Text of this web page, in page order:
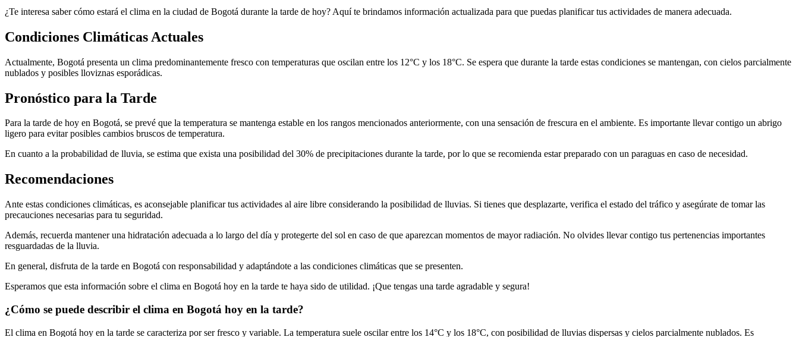
¿Te interesa saber cómo estará el clima en la ciudad de Bogotá durante la tarde de hoy? Aquí te brindamos información actualizada para que puedas planificar tus actividades de manera adecuada.
Condiciones Climáticas Actuales
Actualmente, Bogotá presenta un clima predominantemente fresco con temperaturas que oscilan entre los 12°C y los 18°C. Se espera que durante la tarde estas condiciones se mantengan, con cielos parcialmente
nublados y posibles lloviznas esporádicas.
Pronóstico para la Tarde
Para la tarde de hoy en Bogotá, se prevé que la temperatura se mantenga estable en los rangos mencionados anteriormente, con una sensación de frescura en el ambiente. Es importante llevar contigo un abrigo
ligero para evitar posibles cambios bruscos de temperatura.
En cuanto a la probabilidad de lluvia, se estima que exista una posibilidad del 30% de precipitaciones durante la tarde, por lo que se recomienda estar preparado con un paraguas en caso de necesidad.
Recomendaciones
Ante estas condiciones climáticas, es aconsejable planificar tus actividades al aire libre considerando la posibilidad de lluvias. Si tienes que desplazarte, verifica el estado del tráfico y asegúrate de tomar las
precauciones necesarias para tu seguridad.
Además, recuerda mantener una hidratación adecuada a lo largo del día y protegerte del sol en caso de que aparezcan momentos de mayor radiación. No olvides llevar contigo tus pertenencias importantes
resguardadas de la lluvia.
En general, disfruta de la tarde en Bogotá con responsabilidad y adaptándote a las condiciones climáticas que se presenten.
Esperamos que esta información sobre el clima en Bogotá hoy en la tarde te haya sido de utilidad. ¡Que tengas una tarde agradable y segura!
¿Cómo se puede describir el clima en Bogotá hoy en la tarde?
El clima en Bogotá hoy en la tarde se caracteriza por ser fresco y variable. La temperatura suele oscilar entre los 14°C y los 18°C, con posibilidad de lluvias dispersas y cielos parcialmente nublados. Es